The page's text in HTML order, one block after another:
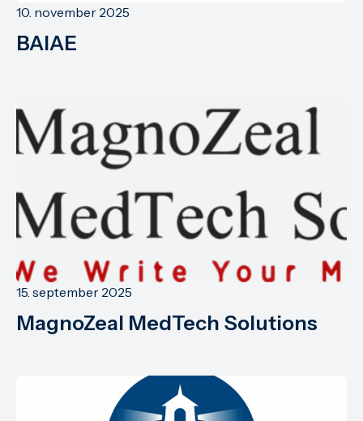
BAIAE
10. november 2025
MagnoZeal MedTech Solutions
15. september 2025